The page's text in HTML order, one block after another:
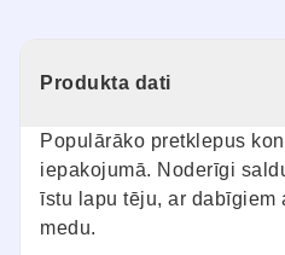
Produkta dati
Populārāko pretklepus
iepakojumā. Noderīgi
īstu lapu tēju, ar dabīgiem
medu.